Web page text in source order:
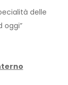
delle
oggi”